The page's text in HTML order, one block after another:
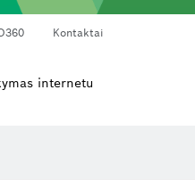
Kontaktai
internetu